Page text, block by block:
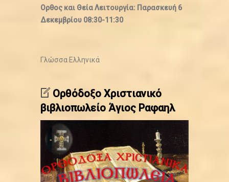
Ορθος και Θεία Λειτουργία: Παρασκευή 6
Δεκεμβρίου 08:30-11:30
Γλώσσα Ελληνικά
Ορθόδοξο Χριστιανικό
βιβλιοπωλείο Άγιος Ραφαηλ